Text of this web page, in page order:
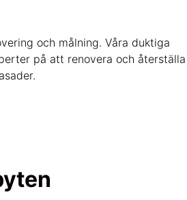
och målning. Våra duktiga
på att renovera och återställa